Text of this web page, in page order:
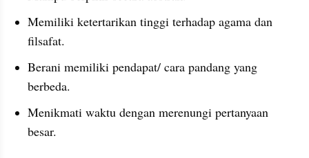
Memiliki ketertarikan tinggi terhadap agama dan
filsafat.
Berani memiliki pendapat/ cara pandang yang
berbeda.
Menikmati waktu dengan merenungi pertanyaan
besar.